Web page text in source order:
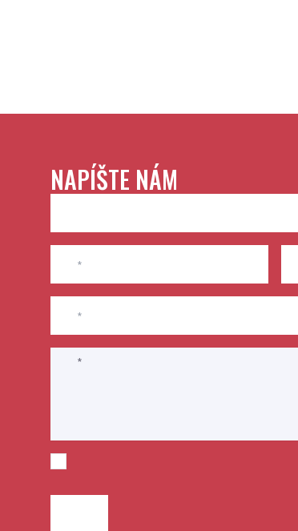
NAPÍŠTE NÁM